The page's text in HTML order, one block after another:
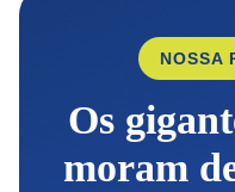
NOSSA
Os
moram